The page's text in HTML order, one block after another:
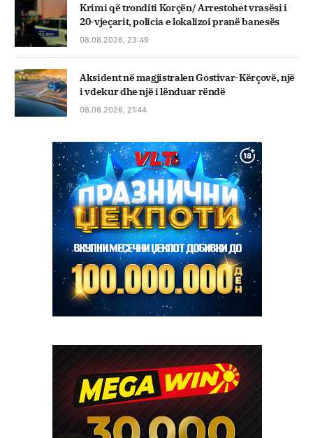
Krimi që tronditi Korçën/ Arrestohet vrasësi i
20-vjeçarit, policia e lokalizoi pranë banesës
08.08.2026, 23:49
Aksident në magjistralen Gostivar-Kërçovë, një
i vdekur dhe një i lënduar rëndë
08.08.2026, 21:44